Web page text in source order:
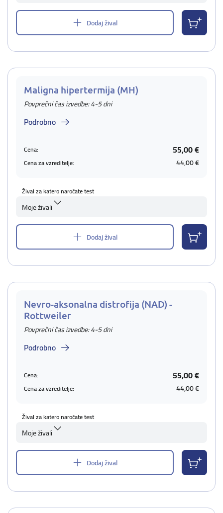
Dodaj žival
Maligna hipertermija (MH)
Povprečni čas izvedbe: 4-5 dni
Podrobno
Cena: 55,00 €
Cena za vzreditelje: 44,00 €
Žival za katero naročate test
Moje živali
Dodaj žival
Nevro-aksonalna distrofija (NAD) -
Rottweiler
Povprečni čas izvedbe: 4-5 dni
Podrobno
Cena: 55,00 €
Cena za vzreditelje: 44,00 €
Žival za katero naročate test
Moje živali
Dodaj žival